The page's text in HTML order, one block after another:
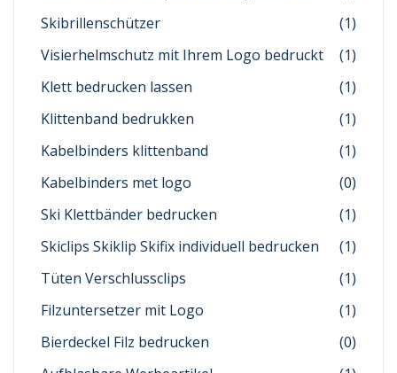
Skibrillenschützer
(1)
Visierhelmschutz mit Ihrem Logo bedruckt
(1)
Klett bedrucken lassen
(1)
Klittenband bedrukken
(1)
Kabelbinders klittenband
(1)
Kabelbinders met logo
(0)
Ski Klettbänder bedrucken
(1)
Skiclips Skiklip Skifix individuell bedrucken
(1)
Tüten Verschlussclips
(1)
Filzuntersetzer mit Logo
(1)
Bierdeckel Filz bedrucken
(0)